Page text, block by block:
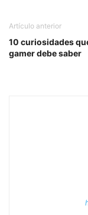
Artículo anterior
10 curiosidades
gamer debe saber